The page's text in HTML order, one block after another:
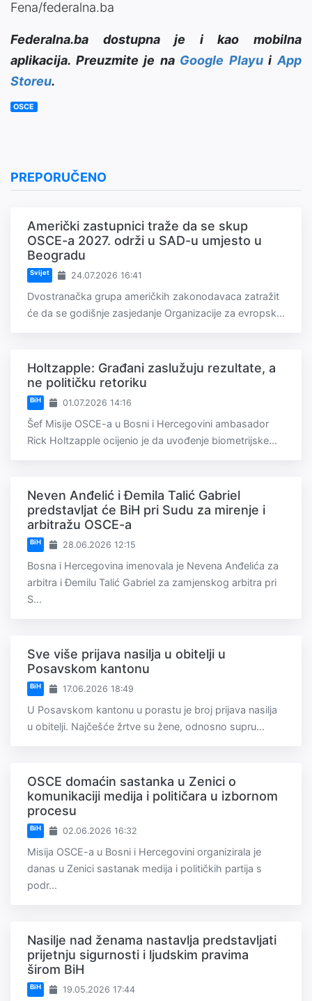
Fena/federalna.ba
Federalna.ba dostupna je i kao mobilna
aplikacija. Preuzmite je na Google PlayuiApp
Storeu.
OSCE
PREPORUČENO
Američki zastupnici traže da se skup
OSCE-a 2027. održi u SAD-u umjesto u
Beogradu
Svijet 24.07.2026 16:41
Dvostranačka grupa američkih zakonodavaca zatražit
će da se godišnje zasjedanje Organizacije za evropsk...
Holtzapple: Građani zaslužuju rezultate, a
ne političku retoriku
BiH 01.07.2026 14:16
Šef Misije OSCE-a u Bosni i Hercegovini ambasador
Rick Holtzapple ocijenio je da uvođenje biometrijske...
Neven Anđelić i Đemila Talić Gabriel
predstavljat će BiH pri Sudu za mirenje i
arbitražu OSCE-a
BiH 28.06.2026 12:15
Bosna i Hercegovina imenovala je Nevena Anđelića za
arbitra i Đemilu Talić Gabriel za zamjenskog arbitra pri
S...
Sve više prijava nasilja u obitelji u
Posavskom kantonu
BiH 17.06.2026 18:49
U Posavskom kantonu u porastu je broj prijava nasilja
u obitelji. Najčešće žrtve su žene, odnosno supru...
OSCE domaćin sastanka u Zenici o
komunikaciji medija i političara u izbornom
procesu
BiH 02.06.2026 16:32
Misija OSCE-a u Bosni i Hercegovini organizirala je
danas u Zenici sastanak medija i političkih partija s
podr...
Nasilje nad ženama nastavlja predstavljati
prijetnju sigurnosti i ljudskim pravima
širom BiH
BiH 19.05.2026 17:44